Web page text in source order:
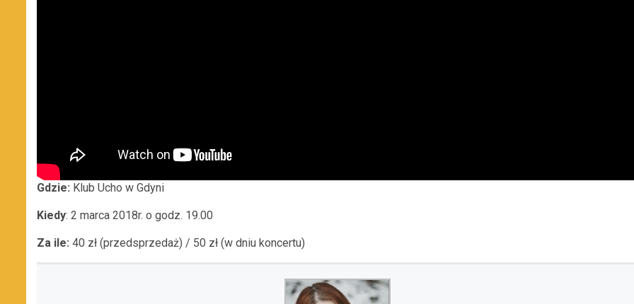
Gdzie: Klub Ucho w Gdyni
Kiedy: 2 marca 2018r. o godz. 19.00
Za ile: 40 zł (przedsprzedaż) / 50 zł (w dniu koncertu)